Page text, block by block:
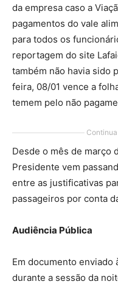
da empresa caso a
pagamentos do vale
para todos os
reportagem do site
também não havia sido
feira, 08/01 vence a
temem pelo não
Desde o mês de março
Presidente vem
entre as justificativas
passageiros por conta
Audiência Pública
Em documento enviado
durante a sessão da